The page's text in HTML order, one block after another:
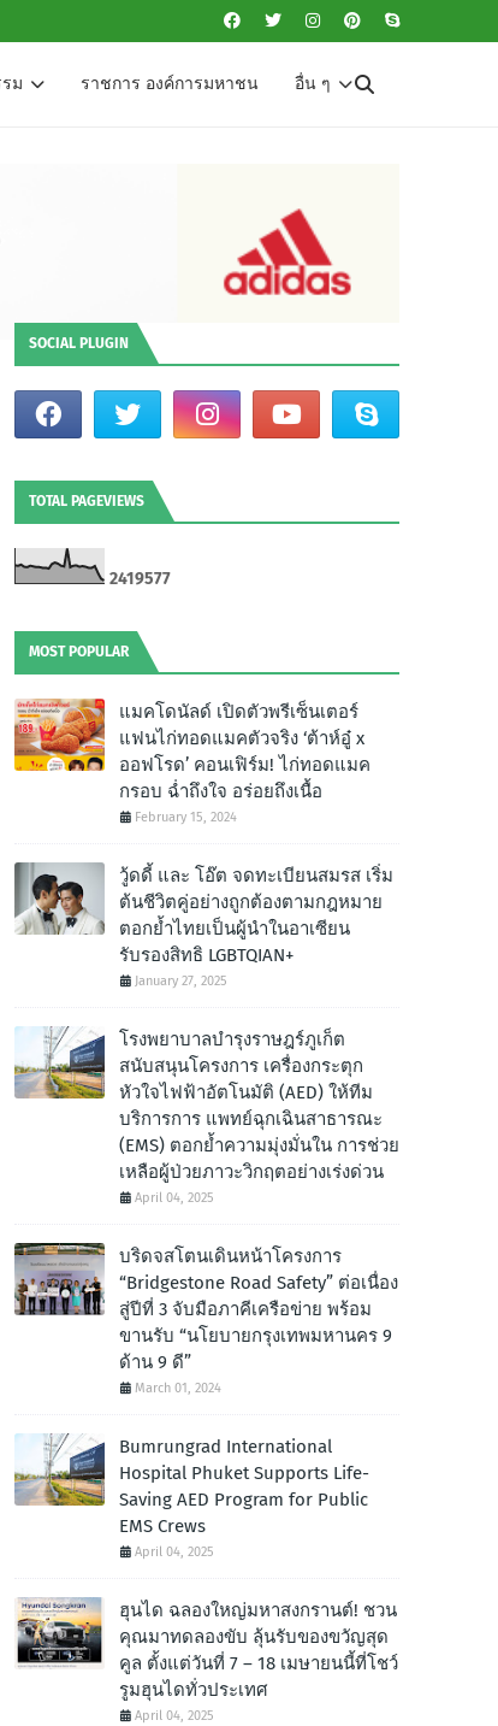
ม ราชการ องค์การมหาชน อื่น ๆ
SOCIAL PLUGIN
TOTAL PAGEVIEWS
2419577
MOST POPULAR
แมคโดนัลด์ เปิดตัวพรีเซ็นเตอร์
แฟนไก่ทอดแมคตัวจริง ‘ต้าห์อู๋ x
ออฟโรด’ คอนเฟิร์ม! ไก่ทอดแมค
กรอบ ฉํ่าถึงใจ อร่อยถึงเนื้อ
February 15, 2024
วู้ดดี้ และ โอ๊ต จดทะเบียนสมรส เริ่ม
ต้นชีวิตคู่อย่างถูกต้องตามกฎหมาย
ตอกย้ำไทยเป็นผู้นำในอาเซียน
รับรองสิทธิ LGBTQIAN+
January 27, 2025
โรงพยาบาลบำรุงราษฎร์ภูเก็ต
สนับสนุนโครงการ เครื่องกระตุก
หัวใจไฟฟ้าอัตโนมัติ (AED) ให้ทีม
บริการการ แพทย์ฉุกเฉินสาธารณะ
(EMS) ตอกย้ำความมุ่งมั่นใน การช่วย
เหลือผู้ป่วยภาวะวิกฤตอย่างเร่งด่วน
April 04, 2025
บริดจสโตนเดินหน้าโครงการ
“Bridgestone Road Safety” ต่อเนื่อง
สู่ปีที่ 3 จับมือภาคีเครือข่าย พร้อม
ขานรับ “นโยบายกรุงเทพมหานคร 9
ด้าน 9 ดี”
March 01, 2024
Bumrungrad International
Hospital Phuket Supports Life-
Saving AED Program for Public
EMS Crews
April 04, 2025
ฮุนได ฉลองใหญ่มหาสงกรานต์! ชวน
คุณมาทดลองขับ ลุ้นรับของขวัญสุด
คูล ตั้งแต่วันที่ 7 – 18 เมษายนนี้ที่โชว์
รูมฮุนไดทั่วประเทศ
April 04, 2025